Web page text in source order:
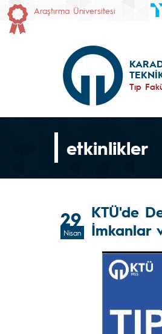
Araştırma Üniversitesi
Tıp
etkinlikler
29
Nisan
KTÜ'de
İmkanlar